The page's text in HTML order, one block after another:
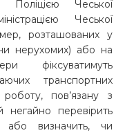
Поліцією Чеської
Чеської
розташованих у
нерухомих) або на
фіксуватимуть
транспортних
пов’язану з
негайно перевірить
або визначить, чи